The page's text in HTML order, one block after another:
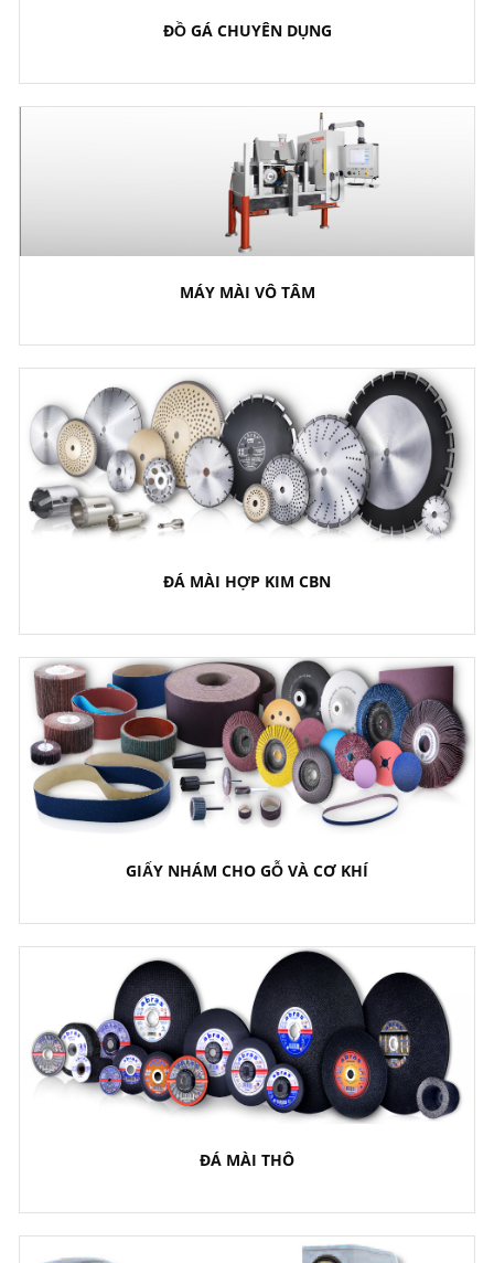
ĐỒ GÁ CHUYÊN DỤNG
MÁY MÀI VÔ TÂM
ĐÁ MÀI HỢP KIM CBN
GIẤY NHÁM CHO GỖ VÀ CƠ KHÍ
ĐÁ MÀI THÔ